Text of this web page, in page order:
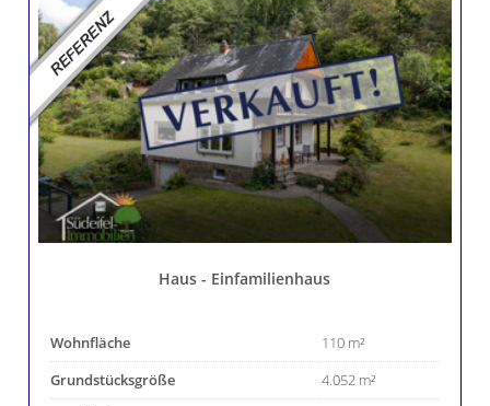
Haus - Einfamilienhaus
Wohnfläche
110 m²
Grundstücksgröße
4.052 m²